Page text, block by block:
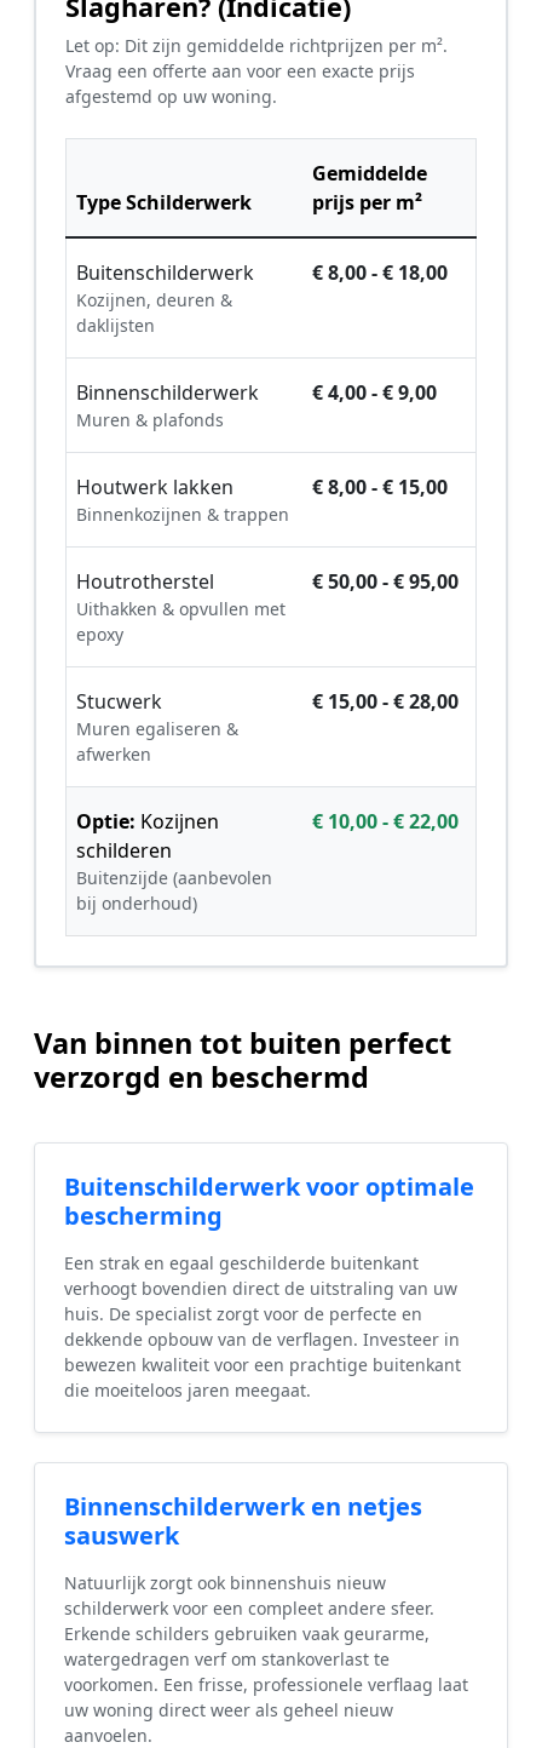
Let op: Dit zijn gemiddelde richtprijzen per m².
Vraag een offerte aan voor een exacte prijs
afgestemd op uw woning.
Type Schilderwerk
Gemiddelde
prijs per m²
Buitenschilderwerk
Kozijnen, deuren &
daklijsten
€ 8,00 - € 18,00
Binnenschilderwerk
Muren & plafonds
€ 4,00 - € 9,00
Houtwerk lakken
Binnenkozijnen & trappen
€ 8,00 - € 15,00
Houtrotherstel
Uithakken & opvullen met
epoxy
€ 50,00 - € 95,00
Stucwerk
Muren egaliseren &
afwerken
€ 15,00 - € 28,00
Optie: Kozijnen
schilderen
Buitenzijde (aanbevolen
bij onderhoud)
€ 10,00 - € 22,00
Van binnen tot buiten perfect
verzorgd en beschermd
Buitenschilderwerk voor optimale
bescherming
Een strak en egaal geschilderde buitenkant
verhoogt bovendien direct de uitstraling van uw
huis. De specialist zorgt voor de perfecte en
dekkende opbouw van de verflagen. Investeer in
bewezen kwaliteit voor een prachtige buitenkant
die moeiteloos jaren meegaat.
Binnenschilderwerk en netjes
sauswerk
Natuurlijk zorgt ook binnenshuis nieuw
schilderwerk voor een compleet andere sfeer.
Erkende schilders gebruiken vaak geurarme,
watergedragen verf om stankoverlast te
voorkomen. Een frisse, professionele verflaag laat
uw woning direct weer als geheel nieuw
aanvoelen.